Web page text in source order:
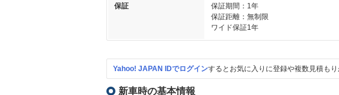
保証
保証期間：1年
保証距離：無制限
ワイド保証1年
Yahoo! JAPAN IDでログインするとお気に入りに登録や複数見積もり
新車時の基本情報